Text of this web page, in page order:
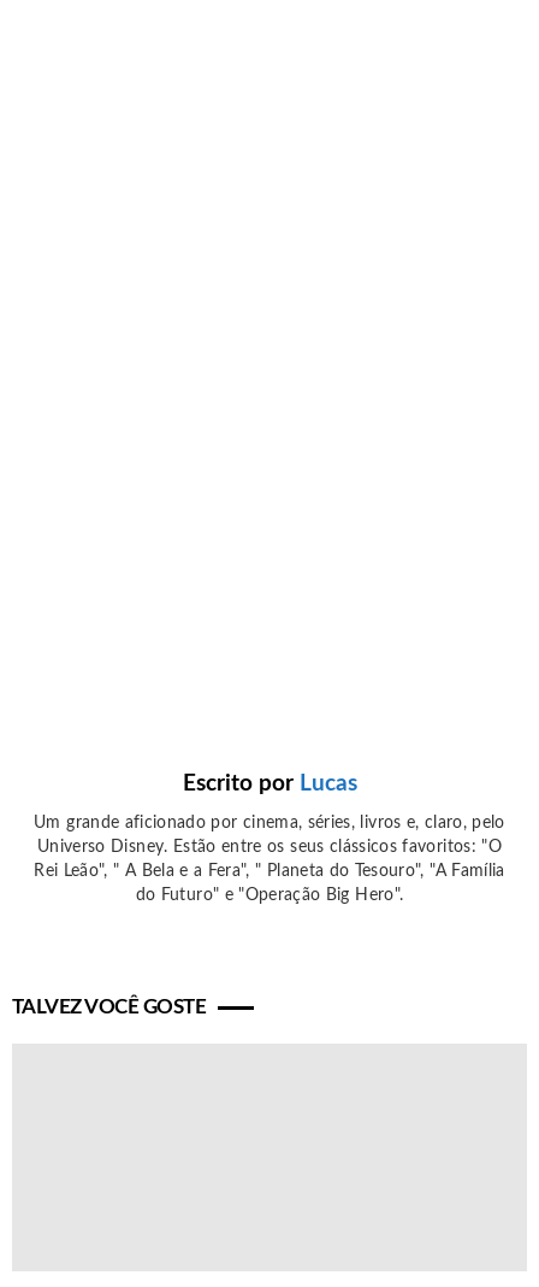
Escrito por Lucas
Um grande aficionado por cinema, séries, livros e, claro, pelo
Universo Disney. Estão entre os seus clássicos favoritos: "O
Rei Leão", " A Bela e a Fera", " Planeta do Tesouro", "A Família
do Futuro" e "Operação Big Hero".
TALVEZ VOCÊ GOSTE